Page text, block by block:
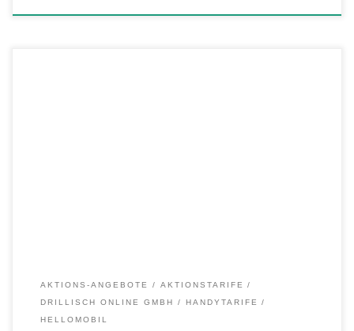
AKTIONS-ANGEBOTE
AKTIONSTARIFE
DRILLISCH ONLINE GMBH
HANDYTARIFE
HELLOMOBIL